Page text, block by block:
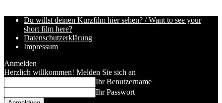
Du willst deinen Kurzfilm hier sehen? / Want to see your
short film here?
Datenschutzerklärung
Impressum
Anmelden
Herzlich willkommen! Melden Sie sich an
Ihr Benutzername
Ihr Passwort